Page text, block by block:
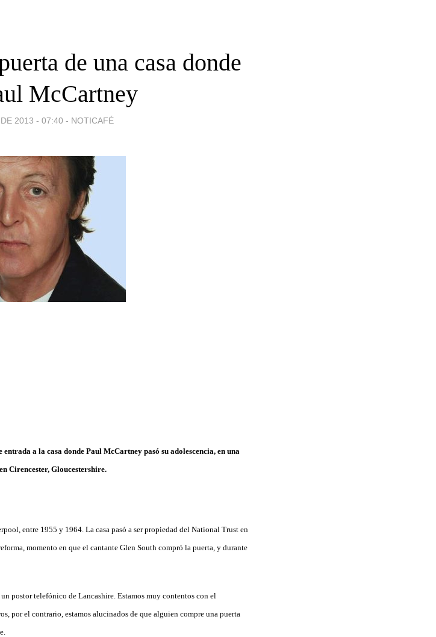
de una casa donde
McCartney
2013 - 07:40 - NOTICAFÉ
a la casa donde Paul McCartney pasó su adolescencia, en una
Cirencester, Gloucestershire.
entre 1955 y 1964. La casa pasó a ser propiedad del National Trust en
momento en que el cantante Glen South compró la puerta, y durante
postor telefónico de Lancashire. Estamos muy contentos con el
por el contrario, estamos alucinados de que alguien compre una puerta